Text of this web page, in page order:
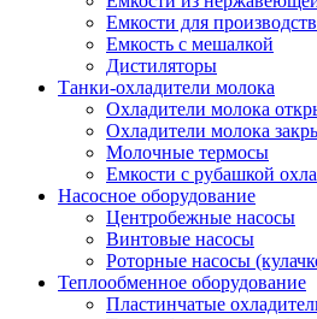
Емкости для
Емкость с мешалкой
Дистиляторы
Танки-охладители молока
Охладители молока
Охладители молока
Молочные термосы
Емкости с рубашкой
Насосное оборудование
Центробежные насосы
Винтовые насосы
Роторные насосы
Теплообменное оборудование
Пластинчатые